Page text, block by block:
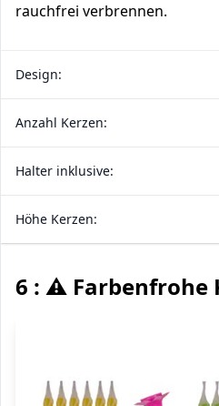
rauchfrei verbrennen.
Design:
Anzahl Kerzen:
Halter inklusive:
Höhe Kerzen:
6 : ⚠️ Farbenfrohe